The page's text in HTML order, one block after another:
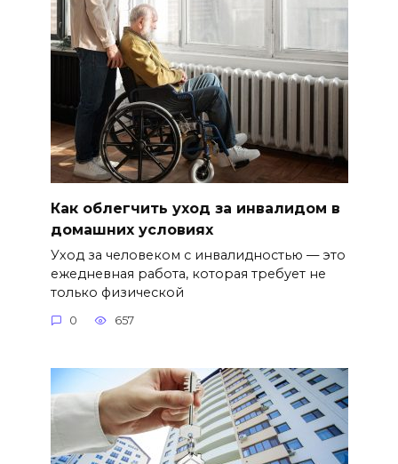
Как облегчить уход за инвалидом в
домашних условиях
Уход за человеком с инвалидностью — это
ежедневная работа, которая требует не
только физической
0 657